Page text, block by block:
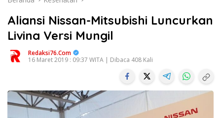
Aliansi Nissan-Mitsubishi Luncurkan
Livina Versi Mungil
Redaksi76.com
16 Maret 2019 : 09:37 WITA | Dibaca 408 Kali